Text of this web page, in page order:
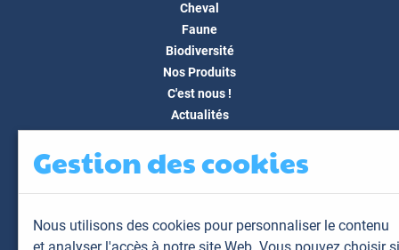
Cheval
Faune
Biodiversité
Nos Produits
C'est nous !
Actualités
FAQ
Mon espace
Gestion des cookies
Nous utilisons des cookies pour personnaliser le contenu